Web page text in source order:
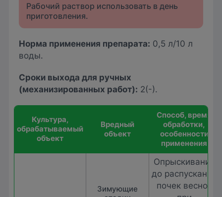
Рабочий раствор использовать в день
приготовления.
Норма применения препарата: 0,5 л/10 л
воды.
Сроки выхода для ручных
(механизированных работ): 2(-).
Культура,
обрабатываемый
объект
Вредный
объект
Способ, время
обработки,
особенности
применения
Зимующие
Опрыскивание
до распускания
почек весной